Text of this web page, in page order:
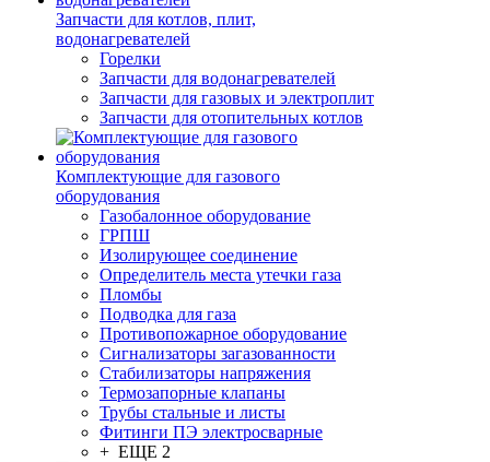
Запчасти для котлов, плит,
водонагревателей
Горелки
Запчасти для водонагревателей
Запчасти для газовых и электроплит
Запчасти для отопительных котлов
Комплектующие для газового
оборудования
Газобалонное оборудование
ГРПШ
Изолирующее соединение
Определитель места утечки газа
Пломбы
Подводка для газа
Противопожарное оборудование
Сигнализаторы загазованности
Стабилизаторы напряжения
Термозапорные клапаны
Трубы стальные и листы
Фитинги ПЭ электросварные
+ ЕЩЕ 2